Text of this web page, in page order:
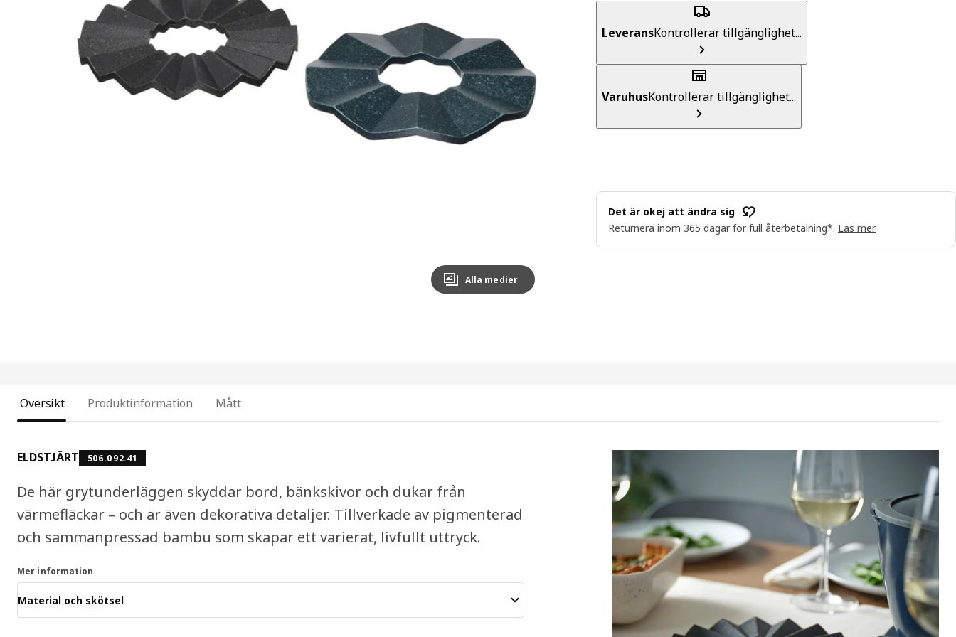
Image zoomed out, normal view
Alla medier
LeveransKontrollerar tillgänglighet...
VaruhusKontrollerar tillgänglighet...
Det är okej att ändra sig
Returnera inom 365 dagar för full återbetalning*. Läs mer
Översikt Produktinformation Mått
ELDSTJÄRT 506.092.41
De här grytunderläggen skyddar bord, bänkskivor och dukar från
värmefläckar – och är även dekorativa detaljer. Tillverkade av pigmenterad
och sammanpressad bambu som skapar ett varierat, livfullt uttryck.
Mer information
Material och skötsel